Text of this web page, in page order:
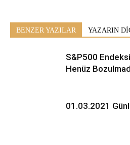
BENZER YAZILAR YAZARIN
S&P500
Henüz
01.03.2021